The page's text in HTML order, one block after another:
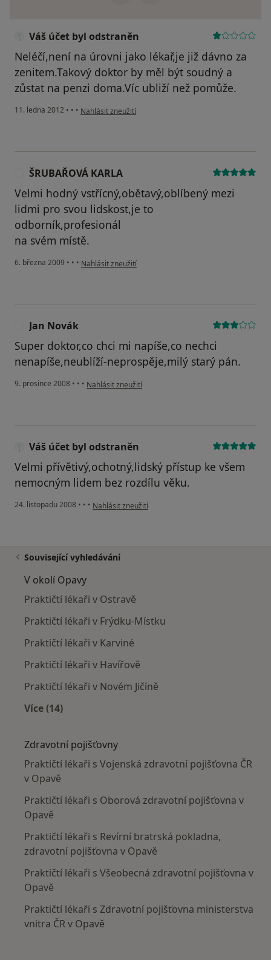
Váš účet byl odstraněn
Neléčí,není na úrovni jako lékař,je již dávno za
zenitem.Takový doktor by měl být soudný a
zůstat na penzi doma.Víc ubliží než pomůže.
11. ledna 2012 • • • podle názoru uživatele Váš účet byl odstraněn
Nahlásit zneužití
ŠRUBAŘOVÁ KARLA
Velmi hodný vstřícný,obětavý,oblíbený mezi
lidmi pro svou lidskost,je to
odborník,profesionál
na svém místě.
6. března 2009 • • • podle názoru uživatele ŠRUBAŘOVÁ KARLA
Nahlásit zneužití
Jan Novák
Super doktor,co chci mi napíše,co nechci
nenapíše,neublíží-neprospěje,milý starý pán.
9. prosince 2008 • • • podle názoru uživatele Jan Novák
Nahlásit zneužití
Váš účet byl odstraněn
Velmi přívětivý,ochotný,lidský přístup ke všem
nemocným lidem bez rozdílu věku.
24. listopadu 2008 • • • podle názoru uživatele Váš účet byl odstraněn
Nahlásit zneužití
Související vyhledávání
V okolí Opavy
Praktičtí lékaři v Ostravě
Praktičtí lékaři v Frýdku-Místku
Praktičtí lékaři v Karviné
Praktičtí lékaři v Havířově
Praktičtí lékaři v Novém Jičíně
Více (14)
Zdravotní pojišťovny
Praktičtí lékaři s Vojenská zdravotní pojišťovna ČR
v Opavě
Praktičtí lékaři s Oborová zdravotní pojišťovna v
Opavě
Praktičtí lékaři s Revírní bratrská pokladna,
zdravotní pojišťovna v Opavě
Praktičtí lékaři s Všeobecná zdravotní pojišťovna v
Opavě
Praktičtí lékaři s Zdravotní pojišťovna ministerstva
vnitra ČR v Opavě